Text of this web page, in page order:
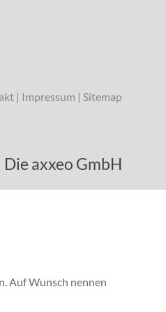
| Impressum | Sitemap
Die axxeo GmbH
Auf Wunsch nennen